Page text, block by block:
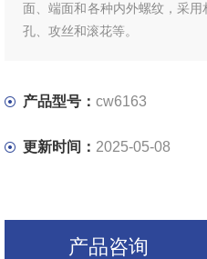
面、端面和各种内外螺纹，采
孔、攻丝和滚花等。
产品型号： cw6163
更新时间： 2025-05-08
产品咨询